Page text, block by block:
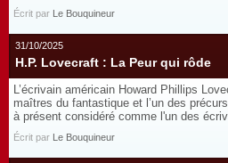
Écrit par Le Bouquineur
31/10/2025
H.P. Lovecraft : La Peur qui rôde
L’écrivain américain Howard Phillips
maîtres du fantastique et l’un des
à présent considéré comme l'un des
Écrit par Le Bouquineur